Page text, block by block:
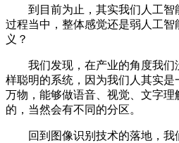
到目前为止，其实我们人工智
过程当中，整体感觉还是弱人工
义？
我们发现，在产业的角度我们
样聪明的系统，因为我们人其实
万物，能够做语音、视觉、文字
的，当然会有不同的分区。
回到图像识别技术的落地，我